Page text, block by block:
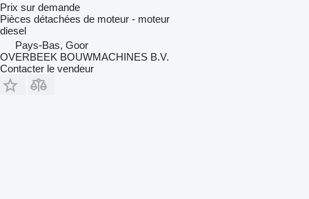
Prix sur demande
Pièces détachées de moteur - moteur
diesel
Pays-Bas, Goor
OVERBEEK BOUWMACHINES B.V.
Contacter le vendeur